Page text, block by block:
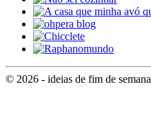
© 2026 - ideias de fim de semana